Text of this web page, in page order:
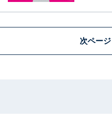
次ページ